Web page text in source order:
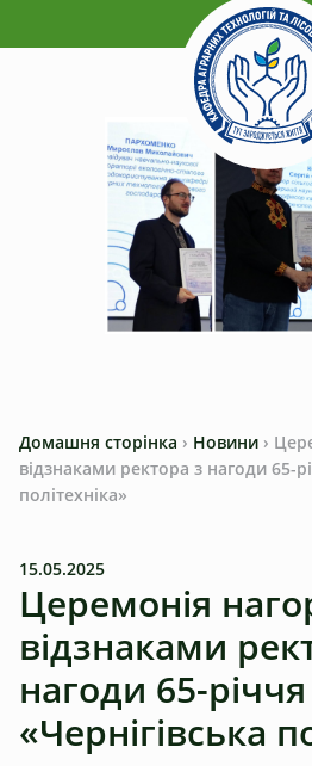
Домашня сторінка › Новини ›
відзнаками ректора з нагоди 65-
політехніка»
15.05.2025
Церемонія
відзнаками
нагоди 65-
«Чернігівська